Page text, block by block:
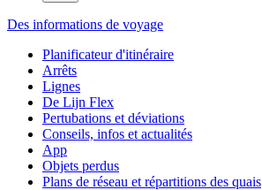
Des informations de voyage
Planificateur d'itinéraire
Arrêts
Lignes
De Lijn Flex
Pertubations et déviations
Conseils, infos et actualités
App
Objets perdus
Plans de réseau et répartitions des quais